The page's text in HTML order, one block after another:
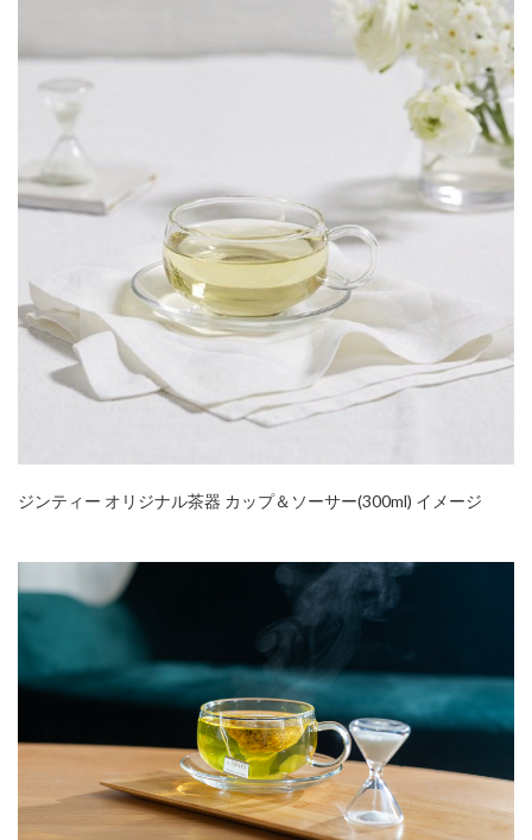
ジンティー オリジナル茶器 カップ＆ソーサー(300ml) イメージ